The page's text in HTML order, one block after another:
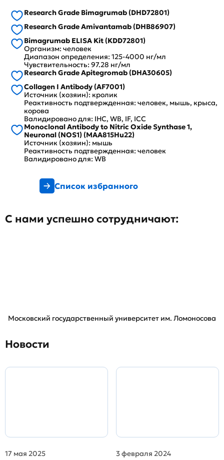
Research Grade Bimagrumab (DHD72801)
Research Grade Amivantamab (DHB86907)
Bimagrumab ELISA Kit (KDD72801)
Организм: человек
Диапазон определения: 125-4000 нг/мл
Чувствительность: 97.28 нг/мл
Research Grade Apitegromab (DHA30605)
Collagen I Antibody (AF7001)
Источник (хозяин): кролик
Реактивность подтвержденная: человек, мышь, крыса,
корова
Валидировано для: IHC, WB, IF, ICC
Monoclonal Antibody to Nitric Oxide Synthase 1,
Neuronal (NOS1) (MAA815Hu22)
Источник (хозяин): мышь
Реактивность подтвержденная: человек
Валидировано для: WB
Список избранного
С нами успешно сотрудничают:
Московский государственный университет им. Ломоносова
Новости
17 мая 2025
3 февраля 2024